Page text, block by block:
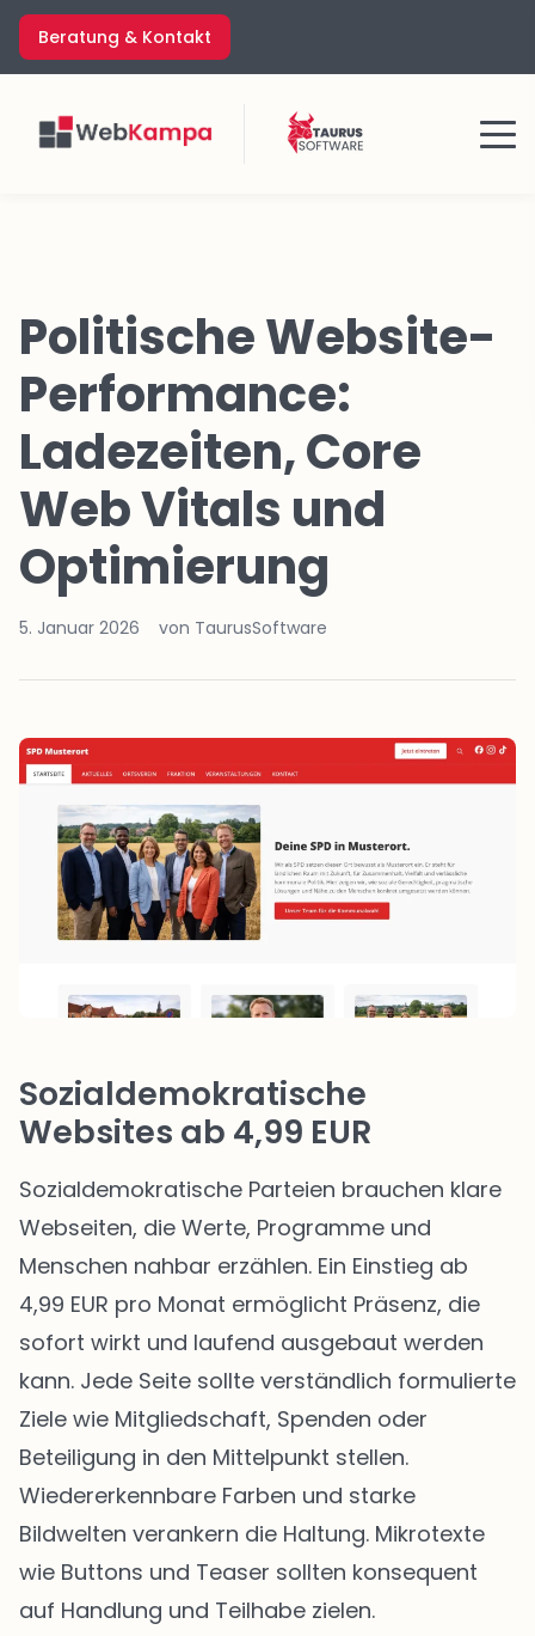
Zum
Inhalt
springen
Beratung & Kontakt
Menü
Politische Website-
Performance:
Ladezeiten, Core
Web Vitals und
Optimierung
5. Januar 2026 von TaurusSoftware
Sozialdemokratische
Websites ab 4,99 EUR
Sozialdemokratische Parteien brauchen klare
Webseiten, die Werte, Programme und
Menschen nahbar erzählen. Ein Einstieg ab
4,99 EUR pro Monat ermöglicht Präsenz, die
sofort wirkt und laufend ausgebaut werden
kann. Jede Seite sollte verständlich formulierte
Ziele wie Mitgliedschaft, Spenden oder
Beteiligung in den Mittelpunkt stellen.
Wiedererkennbare Farben und starke
Bildwelten verankern die Haltung. Mikrotexte
wie Buttons und Teaser sollten konsequent
auf Handlung und Teilhabe zielen.